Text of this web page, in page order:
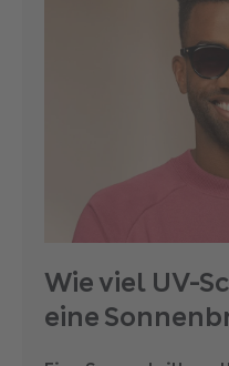
Wie viel UV-
eine